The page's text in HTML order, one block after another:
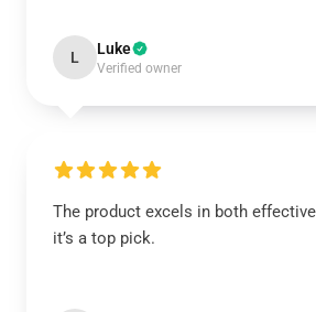
L Luke
Verified owner
The product excels in both
it’s a top pick.